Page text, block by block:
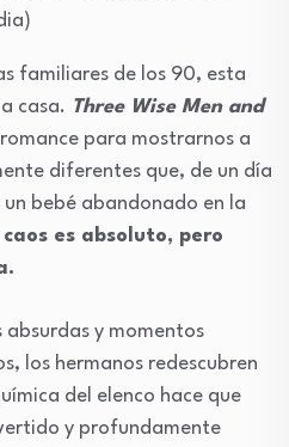
familiares de los 90, esta
casa. Three Wise Men and
para mostrarnos a
diferentes que, de un día
bebé abandonado en la
caos es absoluto, pero
absurdas y momentos
los hermanos redescubren
del elenco hace que
y profundamente